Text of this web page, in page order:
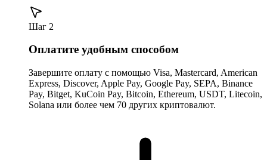
Шаг 2
Оплатите удобным способом
Завершите оплату с помощью Visa, Mastercard, American
Express, Discover, Apple Pay, Google Pay, SEPA, Binance
Pay, Bitget, KuCoin Pay, Bitcoin, Ethereum, USDT, Litecoin,
Solana или более чем 70 других криптовалют.